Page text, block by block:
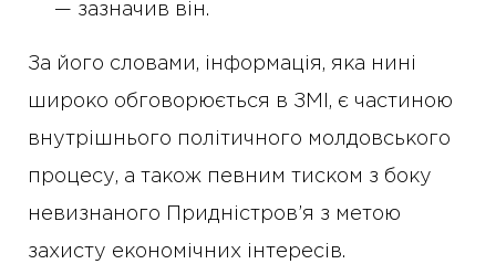
— зазначив він.
За його словами, інформація, яка нині
широко обговорюється в ЗМІ, є частиною
внутрішнього політичного молдовського
процесу, а також певним тиском з боку
невизнаного Придністров’я з метою
захисту економічних інтересів.